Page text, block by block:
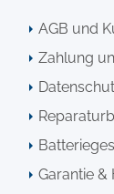
AGB und
Zahlung
Garantie &